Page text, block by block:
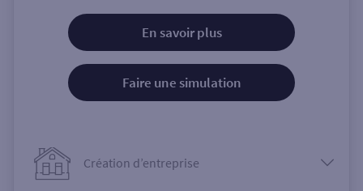
En savoir plus
Faire une simulation
Création d’entreprise